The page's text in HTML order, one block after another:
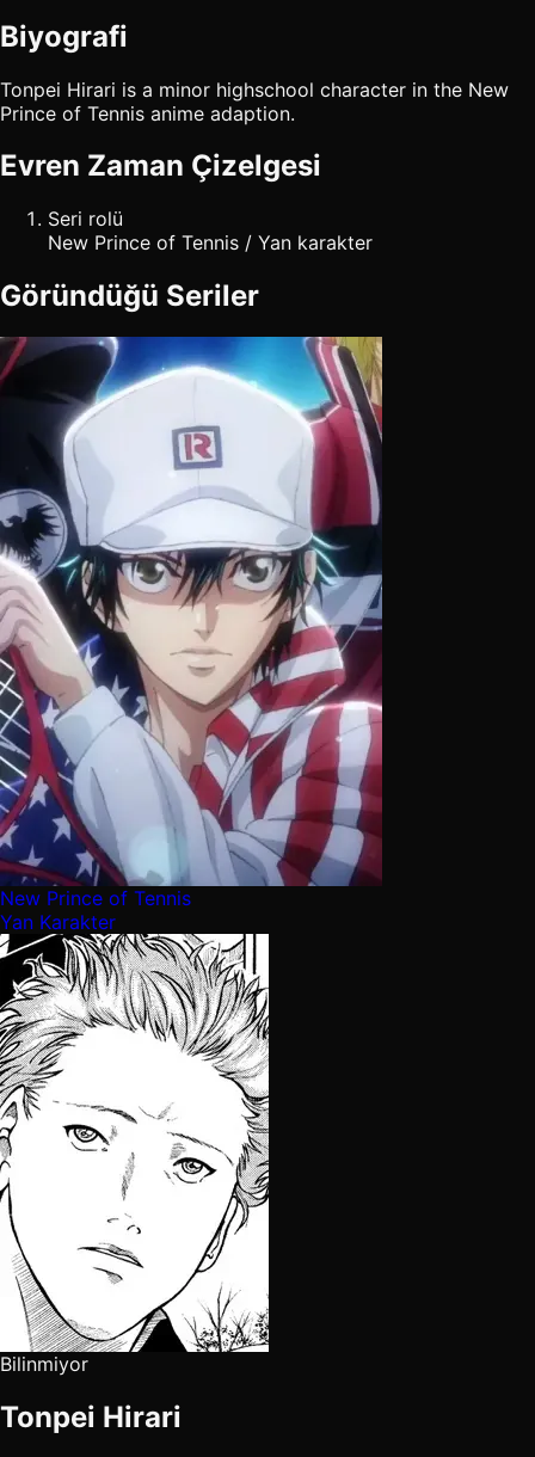
Biyografi
Tonpei Hirari is a minor highschool character in the New
Prince of Tennis anime adaption.
Evren Zaman Çizelgesi
Seri rolü
New Prince of Tennis / Yan karakter
Göründüğü Seriler
New Prince of Tennis
Yan Karakter
Bilinmiyor
Tonpei Hirari